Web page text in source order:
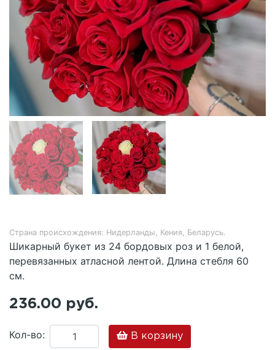
Страна происхождения: Нидерланды, Кения, Беларусь.
Шикарный букет из 24 бордовых роз и 1 белой,
перевязанных атласной лентой. Длина стебля 60
см.
236.00 руб.
Кол-во: В корзину